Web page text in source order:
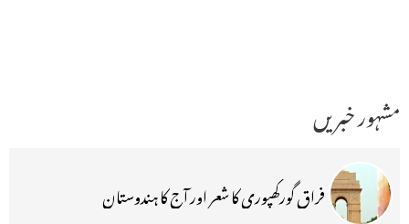
مشہور خبریں
فراق گورکھپوری کا شعر اور آج کا ہندوستان